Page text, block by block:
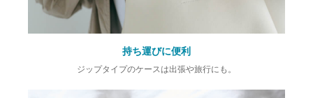
持ち運びに便利
ジップタイプのケースは出張や旅行にも。